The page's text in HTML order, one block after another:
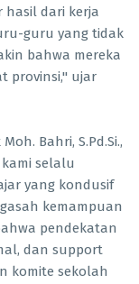
hasil dari kerja
guru yang tidak
bahwa mereka
provinsi," ujar
Bahri, S.Pd.Si.,
selalu
yang kondusif
kemampuan
pendekatan
dan support
komite sekolah